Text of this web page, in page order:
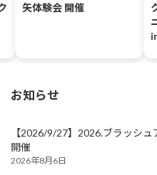
矢体験会 開催
お知らせ
【2026/9/27】2026.ブラッ
開催
2026年8月6日